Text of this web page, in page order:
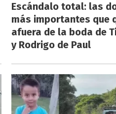
Escándalo total: las
más importantes que
afuera de la boda de
y Rodrigo de Paul